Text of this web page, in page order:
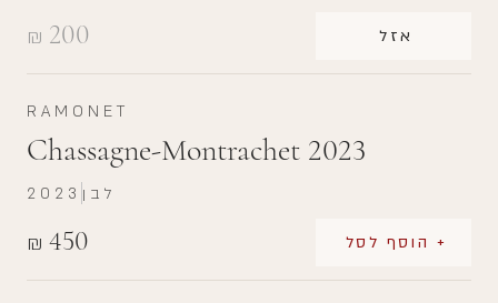
₪ 200 אזל
RAMONET
Chassagne-Montrachet 2023
₪ 450 + הוסף לסל
2023 לבן